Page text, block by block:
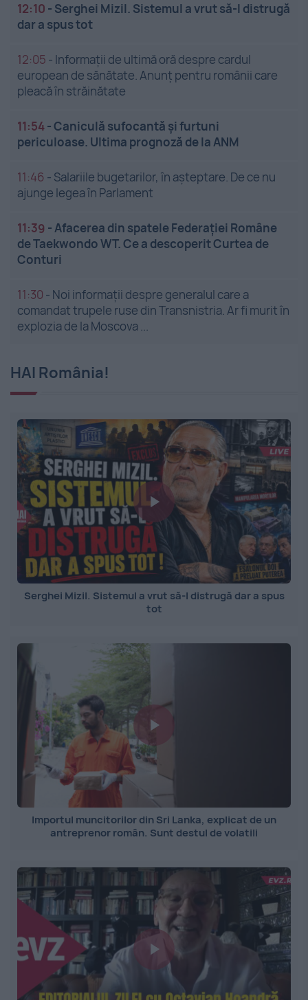
12:10 - Serghei Mizil. Sistemul a vrut să-l distrugă
dar a spus tot
12:05 - Informații de ultimă oră despre cardul
european de sănătate. Anunț pentru românii care
pleacă în străinătate
11:54-Caniculă sufocantă și furtuni
periculoase. Ultima prognoză de la ANM
11:46 - Salariile bugetarilor, în așteptare. De ce nu
ajunge legea în Parlament
11:39 -Afacerea din spatele Federației Române
de Taekwondo WT. Ce a descoperit Curtea de
Conturi
11:30 - Noi informații despre generalul care a
comandat trupele ruse din Transnistria. Ar fi murit în
explozia de la Moscova ...
HAI România!
Serghei Mizil. Sistemul a vrut să-l distrugă dar a spus
tot
Importul muncitorilor din Sri Lanka, explicat de un
antreprenor român. Sunt destul de volatili